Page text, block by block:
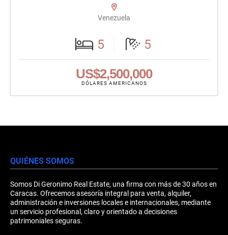
Venezuela
5 5
US$2,500,000
DÓLARES AMERICANOS
QUIÉNES SOMOS
Somos Di Geronimo Real Estate, una firma con más de 30 años en
Caracas. Ofrecemos asesoría integral para venta, alquiler,
administración e inversiones locales e internacionales, mediante
un servicio profesional, claro y orientado a decisiones
patrimoniales seguras.